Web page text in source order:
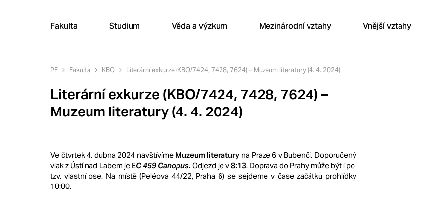
Fakulta Studium Věda a výzkum Mezinárodní vztahy Vnější vztahy
PF Fakulta KBO Literární exkurze (KBO/7424, 7428, 7624) – Muzeum literatury (4. 4. 2024)
Literární exkurze (KBO/7424, 7428, 7624) –
Muzeum literatury (4. 4. 2024)
Ve čtvrtek 4. dubna 2024 navštívíme Muzeum literatury na Praze 6 v Bubenči. Doporučený
vlak z Ústí nad Labem je EC 459 Canopus.Odjezd je v8:13. Doprava do Prahy může být i po
tzv. vlastní ose. Na místě (Peléova 44/22, Praha 6) se sejdeme v čase začátku prohlídky
10:00.